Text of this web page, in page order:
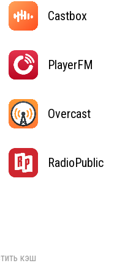
Castbox
PlayerFM
Overcast
RadioPublic
кэш